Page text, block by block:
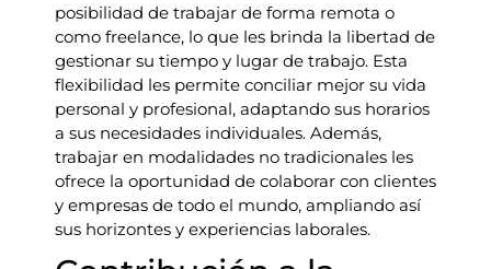
posibilidad de trabajar de forma remota o
como freelance, lo que les brinda la libertad de
gestionar su tiempo y lugar de trabajo. Esta
flexibilidad les permite conciliar mejor su vida
personal y profesional, adaptando sus horarios
a sus necesidades individuales. Además,
trabajar en modalidades no tradicionales les
ofrece la oportunidad de colaborar con clientes
y empresas de todo el mundo, ampliando así
sus horizontes y experiencias laborales.